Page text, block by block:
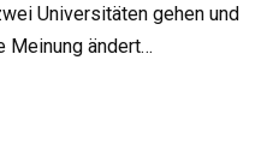
Universitäten gehen und
Meinung ändert…